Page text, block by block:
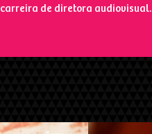
carreira de diretora audiovisual.